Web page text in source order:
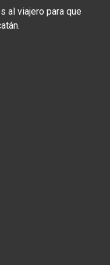
al viajero para que